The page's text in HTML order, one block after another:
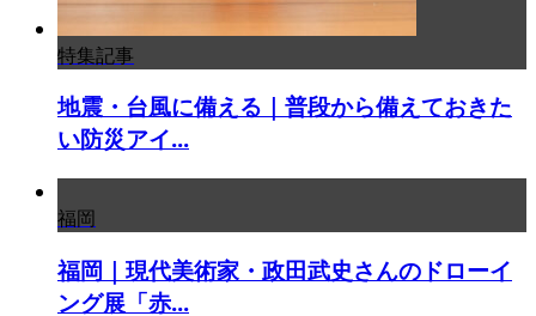
特集記事
地震・台風に備える｜普段から備えておきた
い防災アイ...
福岡
福岡｜現代美術家・政田武史さんのドローイ
ング展「赤...